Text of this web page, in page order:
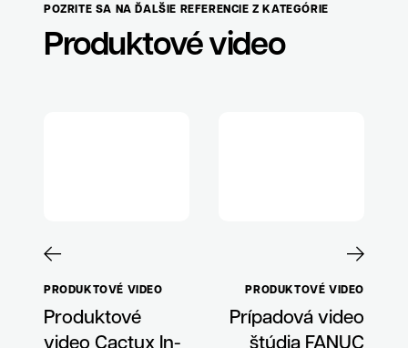
POZRITE SA NA ĎALŠIE REFERENCIE Z KATEGÓRIE
Produktové video
PRODUKTOVÉ VIDEO
Produktové
video Cactux In-
PRODUKTOVÉ VIDEO
Prípadová video
štúdia FANUC